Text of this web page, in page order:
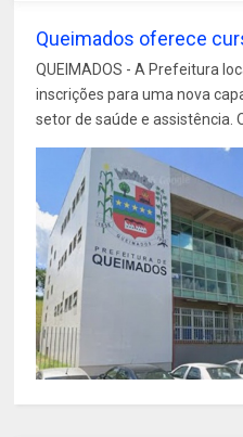
Queimados oferece
QUEIMADOS - A Prefeitura
inscrições para uma nova
setor de saúde e assistência. O